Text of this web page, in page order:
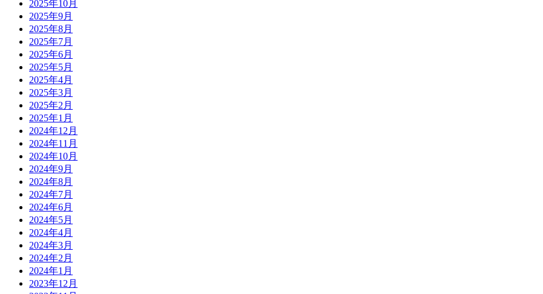
2025年10月
2025年9月
2025年8月
2025年7月
2025年6月
2025年5月
2025年4月
2025年3月
2025年2月
2025年1月
2024年12月
2024年11月
2024年10月
2024年9月
2024年8月
2024年7月
2024年6月
2024年5月
2024年4月
2024年3月
2024年2月
2024年1月
2023年12月